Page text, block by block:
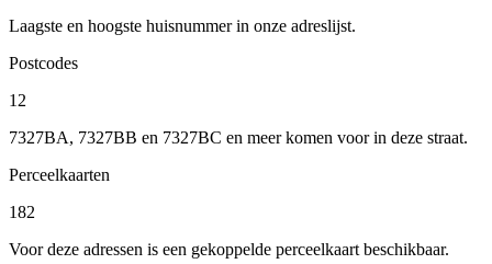
Laagste en hoogste huisnummer in onze adreslijst.
Postcodes
12
7327BA, 7327BB en 7327BC en meer komen voor in deze straat.
Perceelkaarten
182
Voor deze adressen is een gekoppelde perceelkaart beschikbaar.